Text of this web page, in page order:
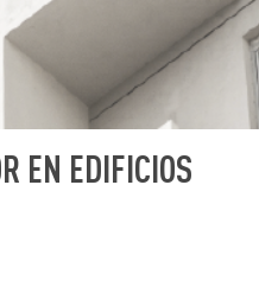
EN EDIFICIOS